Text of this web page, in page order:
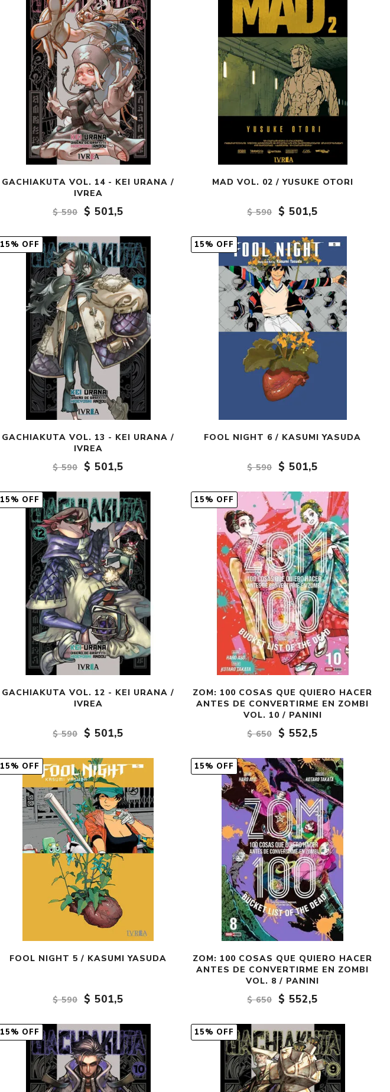
Negocios
Ingenio
Ensayo
Ver todo
GACHIAKUTA VOL. 14 - KEI URANA /
IVREA
$ 590
$ 501,5
MAD VOL. 02 / YUSUKE OTORI
$ 590 $ 501,5
15% OFF
GACHIAKUTA VOL. 13 - KEI URANA /
IVREA
$ 590
$ 501,5
15% OFF
FOOL NIGHT 6 / KASUMI YASUDA
$ 590 $ 501,5
15% OFF
GACHIAKUTA VOL. 12 - KEI URANA /
IVREA
$ 590 $ 501,5
15% OFF
ZOM: 100 COSAS QUE QUIERO HACER
ANTES DE CONVERTIRME EN ZOMBI
VOL. 10 / PANINI
$ 650
$ 552,5
15% OFF
FOOL NIGHT 5 / KASUMI YASUDA
$ 590 $ 501,5
15% OFF
ZOM: 100 COSAS QUE QUIERO HACER
ANTES DE CONVERTIRME EN ZOMBI
VOL. 8 / PANINI
$ 650
$ 552,5
15% OFF 15% OFF